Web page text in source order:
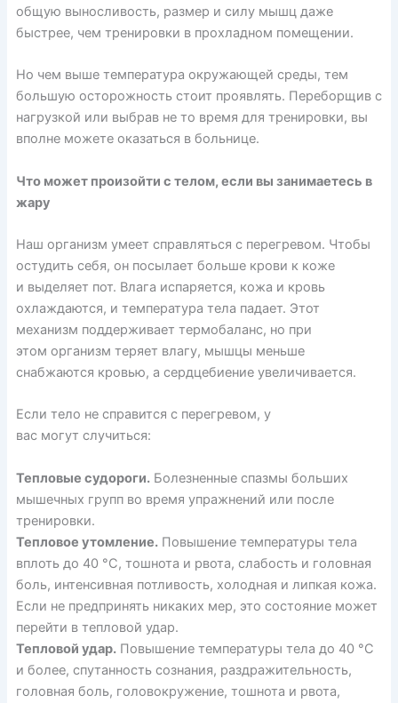
общую выносливость, размер и силу мышц даже
быстрее, чем тренировки в прохладном помещении.
Но чем выше температура окружающей среды, тем
большую осторожность стоит проявлять. Переборщив с
нагрузкой или выбрав не то время для тренировки, вы
вполне можете оказаться в больнице.
Что может произойти с телом, если вы занимаетесь в
жару
Наш организм умеет справляться с перегревом. Чтобы
остудить себя, он посылает больше крови к коже
и выделяет пот. Влага испаряется, кожа и кровь
охлаждаются, и температура тела падает. Этот
механизм поддерживает термобаланс, но при
этом организм теряет влагу, мышцы меньше
снабжаются кровью, а сердцебиение увеличивается.
Если тело не справится с перегревом, у
вас могут случиться:
Тепловые судороги.Болезненные спазмы больших
мышечных групп во время упражнений или после
тренировки.
Тепловое утомление.Повышение температуры тела
вплоть до 40 °С, тошнота и рвота, слабость и головная
боль, интенсивная потливость, холодная и липкая кожа.
Если не предпринять никаких мер, это состояние может
перейти в тепловой удар.
Тепловой удар.Повышение температуры тела до 40 °С
и более, спутанность сознания, раздражительность,
головная боль, головокружение, тошнота и рвота,